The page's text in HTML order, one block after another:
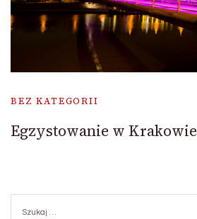
BEZ KATEGORII
Egzystowanie w Krakowie